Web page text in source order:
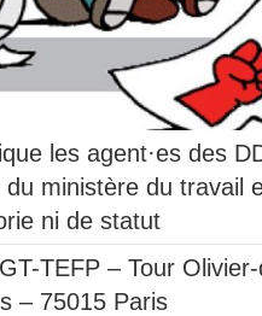
les agent·es des
ministère du travail
ni de statut
TEFP – Tour
– 75015 Paris